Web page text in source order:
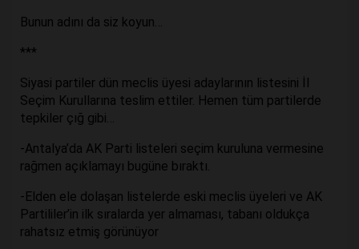
Bunun adını da siz koyun…
***
Siyasi partiler dün meclis üyesi adaylarının listesini İl
Seçim Kurullarına teslim ettiler. Hemen tüm partilerde
tepkiler çığ gibi…
-Antalya’da AK Parti listeleri seçim kuruluna vermesine
rağmen açıklamayı bugüne bıraktı.
-Elden ele dolaşan listelerde eski meclis üyeleri ve AK
Partililer’in ilk sıralarda yer almaması, tabanı oldukça
rahatsız etmiş görünüyor